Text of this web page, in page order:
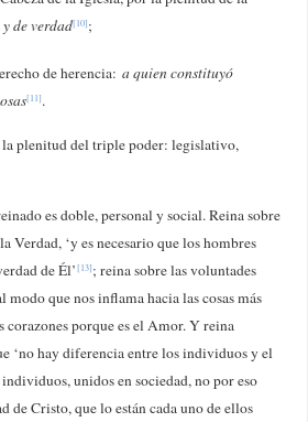
de verdad[10];
de herencia: a quien constituyó
[11].
plenitud del triple poder: legislativo,
es doble, personal y social. Reina sobre
Verdad, ‘y es necesario que los hombres
de Él’[13]; reina sobre las voluntades
modo que nos inflama hacia las cosas más
corazones porque es el Amor. Y reina
‘no hay diferencia entre los individuos y el
unidos en sociedad, no por eso
de Cristo, que lo están cada uno de ellos